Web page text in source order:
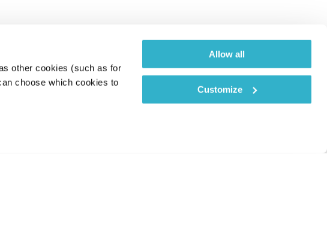
other cookies (such as for
choose which cookies to
Allow all
Customize